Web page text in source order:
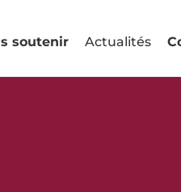
soutenir Actualités